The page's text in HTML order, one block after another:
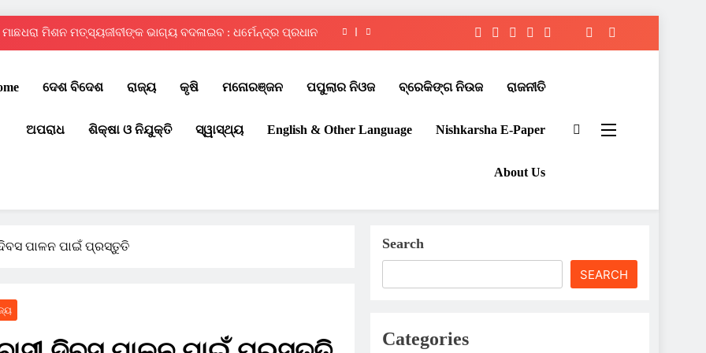
ମିଶନ ମତ୍ସ୍ୟଜୀବୀଙ୍କ ଭାଗ୍ୟ ବଦଳାଇବ : ଧର୍ମେନ୍ଦ୍ର ପ୍ରଧାନ
ଚୌଦ୍ୱାର ଆମ୍ବିସନ କ୍ଲବରେ ମେଗା ରକ୍ତଦାନ ଶିବିର
ପବିତ୍ର ବାହୁଡ଼ା ଯାତ୍ରା: ଜନ୍ମବେଦୀରୁ ରତ୍ନବେଦୀକୁ ବାହୁଡ଼ିଲେ ମହାବାହୁ
ଦେଶ ବିଦେଶ ରାଜ୍ୟ କୃଷି ମନୋରଞ୍ଜନ ପପୁଲାର ନିଓଜ ବ୍ରେକିଙ୍ଗ ନିଉଜ ରାଜନୀତି
ଅପରାଧ ଶିକ୍ଷା ଓ ନିଯୁକ୍ତି ସ୍ୱାସ୍ଥ୍ୟ English & Other Language Nishkarsha E-Paper​
About Us
ପାଳନ ପାଇଁ ପ୍ରସ୍ତୁତି Search
SEARCH
Categories